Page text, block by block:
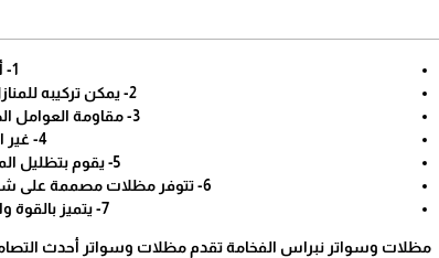
1- أشكال وألوان وتصاميم متعددة.
2- يمكن تركيبه للمنازل والفيلات والبيوت والحدائق والعديد من الأماكن.
3- مقاومة العوامل الطبيعية المختلفة (ضوء الشمس والرياح والأمطار).
4- غير القابل للصدأ وضد الكسر والتسوس.
5- يقوم بتظليل المكان بمعدل معقول ويعمل على ترطيب المكان.
6- تتوفر مظلات مصممة على شكل مربعات متباعدة تشبه تصاميم المظلات الأوروبية الحديثة.
7- يتميز بالقوة والمتانة ومقاومة عوامل الطبيعة بمرور الوقت.
مظلات وسواتر نبراس الفخامة تقدم مظلات وسواتر أحدث